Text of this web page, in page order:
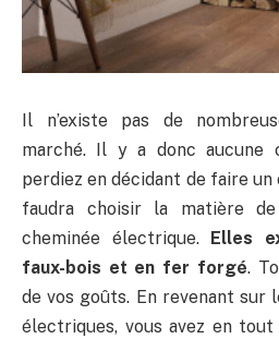
Il n’existe pas de
marché. Il y a donc aucune
perdiez en décidant de faire
faudra choisir la matière
cheminée électrique.
Elles
faux-bois et en fer forgé.
de vos goûts. En revenant sur
électriques, vous avez en